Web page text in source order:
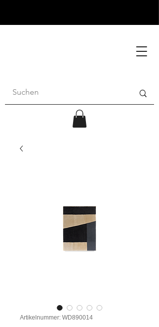
Artikelnummer: WD890014